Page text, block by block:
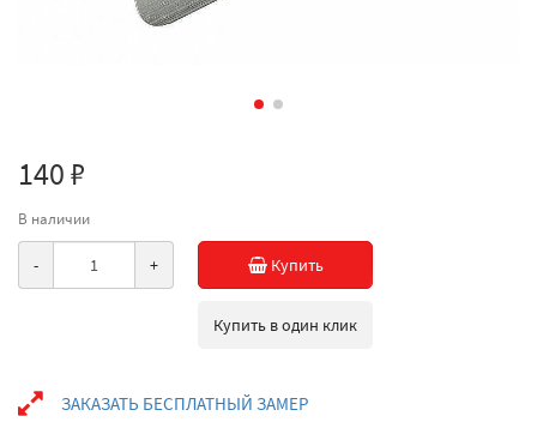
140 ₽
В наличии
- + Купить
Купить в один клик
ЗАКАЗАТЬ БЕСПЛАТНЫЙ ЗАМЕР